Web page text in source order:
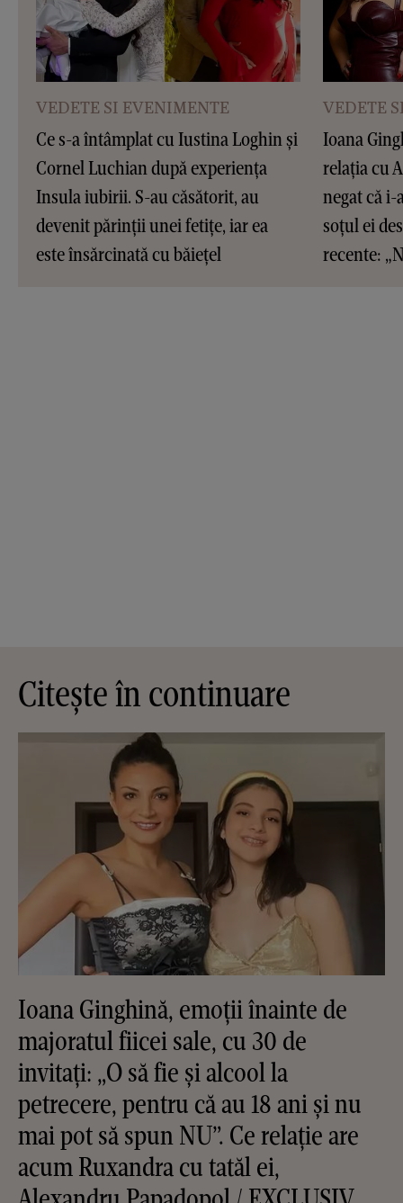
VEDETE SI EVENIMENTE
Ce s-a întâmplat cu Iustina Loghin și
Cornel Luchian după experiența
Insula iubirii. S-au căsătorit, au
devenit părinții unei fetițe, iar ea
este însărcinată cu băiețel
VEDETE
Ioana
relația cu
negat că i-
soțul ei
recente:
Citește în continuare
Ioana Ginghină, emoții înainte de
majoratul fiicei sale, cu 30 de
invitați: „O să fie și alcool la
petrecere, pentru că au 18 ani și nu
mai pot să spun NU”. Ce relație are
acum Ruxandra cu tatăl ei,